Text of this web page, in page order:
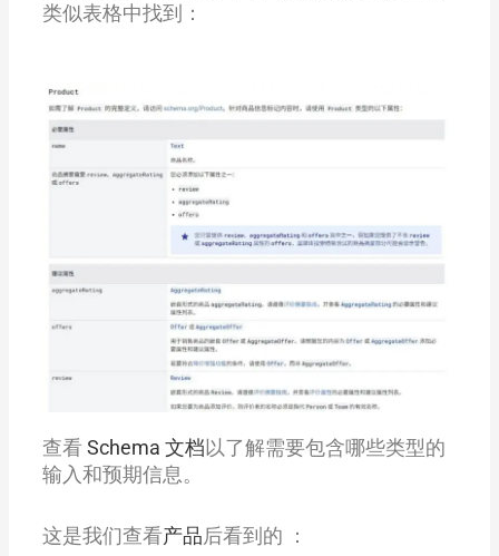
类似表格中找到：
查看Schema 文档以了解需要包含哪些类型的
输入和预期信息。
这是我们查看产品后看到的 ：